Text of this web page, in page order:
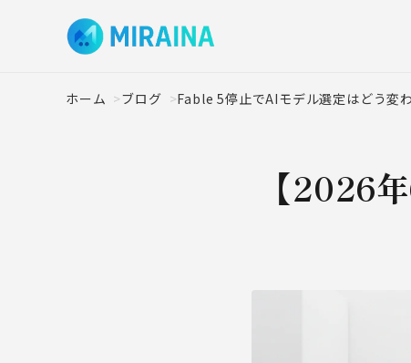
ホーム ブログ Fable 5停止でAIモデル選定はどう変
【2026